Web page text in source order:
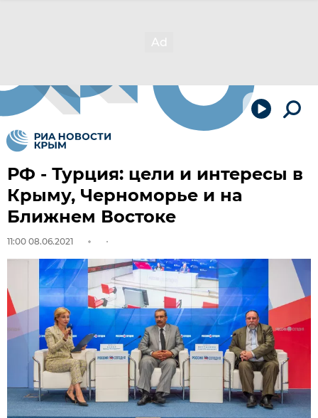
РФ - Турция: цели и интересы в
Крыму, Черноморье и на
Ближнем Востоке
11:00 08.06.2021